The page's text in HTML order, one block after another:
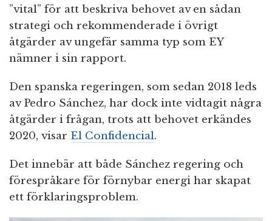
”vital” för att beskriva behovet av en sådan
strategi och rekommenderade i övrigt
åtgärder av ungefär samma typ som EY
nämner i sin rapport.
Den spanska regeringen, som sedan 2018 leds
av Pedro Sánchez, har dock inte vidtagit några
åtgärder i frågan, trots att behovet erkändes
2020, visar El Confidencial.
Det innebär att både Sánchez regering och
förespråkare för förnybar energi har skapat
ett förklaringsproblem.